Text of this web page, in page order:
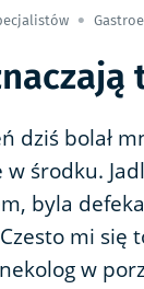
dziś bolał
w środku.
byla
mi się
w